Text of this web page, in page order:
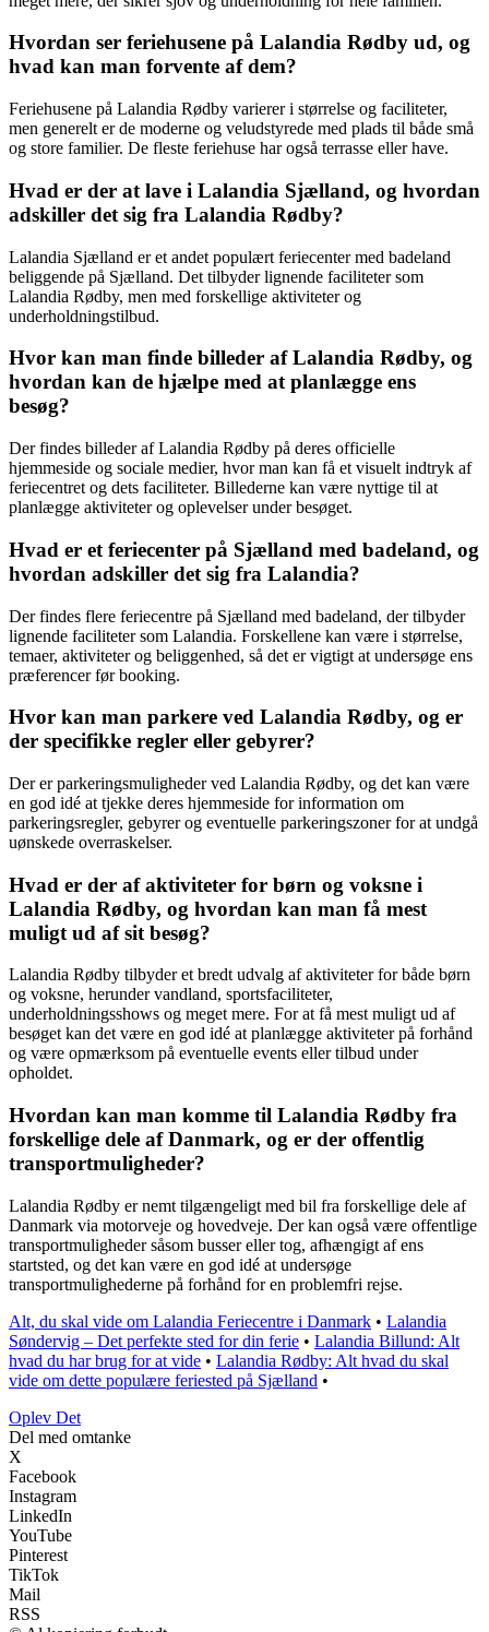
Hvordan ser feriehusene på Lalandia Rødby ud, og
hvad kan man forvente af dem?
Feriehusene på Lalandia Rødby varierer i størrelse og faciliteter,
men generelt er de moderne og veludstyrede med plads til både små
og store familier. De fleste feriehuse har også terrasse eller have.
Hvad er der at lave i Lalandia Sjælland, og hvordan
adskiller det sig fra Lalandia Rødby?
Lalandia Sjælland er et andet populært feriecenter med badeland
beliggende på Sjælland. Det tilbyder lignende faciliteter som
Lalandia Rødby, men med forskellige aktiviteter og
underholdningstilbud.
Hvor kan man finde billeder af Lalandia Rødby, og
hvordan kan de hjælpe med at planlægge ens
besøg?
Der findes billeder af Lalandia Rødby på deres officielle
hjemmeside og sociale medier, hvor man kan få et visuelt indtryk af
feriecentret og dets faciliteter. Billederne kan være nyttige til at
planlægge aktiviteter og oplevelser under besøget.
Hvad er et feriecenter på Sjælland med badeland, og
hvordan adskiller det sig fra Lalandia?
Der findes flere feriecentre på Sjælland med badeland, der tilbyder
lignende faciliteter som Lalandia. Forskellene kan være i størrelse,
temaer, aktiviteter og beliggenhed, så det er vigtigt at undersøge ens
præferencer før booking.
Hvor kan man parkere ved Lalandia Rødby, og er
der specifikke regler eller gebyrer?
Der er parkeringsmuligheder ved Lalandia Rødby, og det kan være
en god idé at tjekke deres hjemmeside for information om
parkeringsregler, gebyrer og eventuelle parkeringszoner for at undgå
uønskede overraskelser.
Hvad er der af aktiviteter for børn og voksne i
Lalandia Rødby, og hvordan kan man få mest
muligt ud af sit besøg?
Lalandia Rødby tilbyder et bredt udvalg af aktiviteter for både børn
og voksne, herunder vandland, sportsfaciliteter,
underholdningsshows og meget mere. For at få mest muligt ud af
besøget kan det være en god idé at planlægge aktiviteter på forhånd
og være opmærksom på eventuelle events eller tilbud under
opholdet.
Hvordan kan man komme til Lalandia Rødby fra
forskellige dele af Danmark, og er der offentlig
transportmuligheder?
Lalandia Rødby er nemt tilgængeligt med bil fra forskellige dele af
Danmark via motorveje og hovedveje. Der kan også være offentlige
transportmuligheder såsom busser eller tog, afhængigt af ens
startsted, og det kan være en god idé at undersøge
transportmulighederne på forhånd for en problemfri rejse.
Alt, du skal vide om Lalandia Feriecentre i Danmark • Lalandia
Søndervig – Det perfekte sted for din ferie • Lalandia Billund: Alt
hvad du har brug for at vide • Lalandia Rødby: Alt hvad du skal
vide om dette populære feriested på Sjælland •
Oplev Det
Del med omtanke
X
Facebook
Instagram
LinkedIn
YouTube
Pinterest
TikTok
Mail
RSS